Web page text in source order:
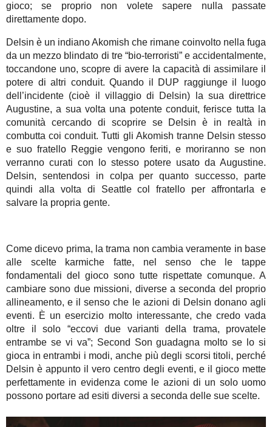
gioco; se proprio non volete sapere nulla passate
direttamente dopo.
Delsin è un indiano Akomish che rimane coinvolto nella fuga
da un mezzo blindato di tre “bio-terroristi” e accidentalmente,
toccandone uno, scopre di avere la capacità di assimilare il
potere di altri conduit. Quando il DUP raggiunge il luogo
dell’incidente (cioè il villaggio di Delsin) la sua direttrice
Augustine, a sua volta una potente conduit, ferisce tutta la
comunità cercando di scoprire se Delsin è in realtà in
combutta coi conduit. Tutti gli Akomish tranne Delsin stesso
e suo fratello Reggie vengono feriti, e moriranno se non
verranno curati con lo stesso potere usato da Augustine.
Delsin, sentendosi in colpa per quanto successo, parte
quindi alla volta di Seattle col fratello per affrontarla e
salvare la propria gente.
Come dicevo prima, la trama non cambia veramente in base
alle scelte karmiche fatte, nel senso che le tappe
fondamentali del gioco sono tutte rispettate comunque. A
cambiare sono due missioni, diverse a seconda del proprio
allineamento, e il senso che le azioni di Delsin donano agli
eventi. È un esercizio molto interessante, che credo vada
oltre il solo “eccovi due varianti della trama, provatele
entrambe se vi va”; Second Son guadagna molto se lo si
gioca in entrambi i modi, anche più degli scorsi titoli, perché
Delsin è appunto il vero centro degli eventi, e il gioco mette
perfettamente in evidenza come le azioni di un solo uomo
possono portare ad esiti diversi a seconda delle sue scelte.